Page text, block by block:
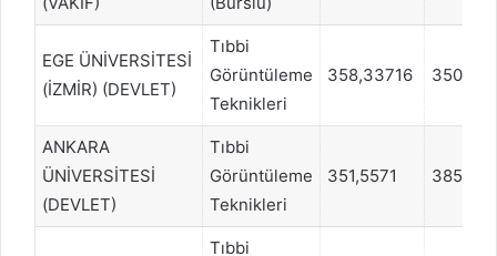
EGE ÜNİVERSİTESİ
(İZMİR) (DEVLET)
Tıbbi
Görüntüleme
Teknikleri
358,33716 350875
ANKARA
ÜNİVERSİTESİ
(DEVLET)
Tıbbi
Görüntüleme
Teknikleri
351,5571 385763
Tıbbi